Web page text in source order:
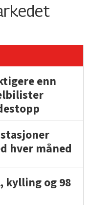
enn
hver måned
kylling og 98